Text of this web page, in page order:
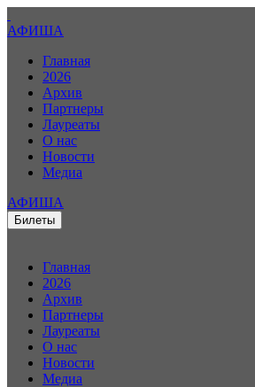
АФИША
Главная
2026
Архив
Партнеры
Лауреаты
О нас
Новости
Медиа
АФИША
Билеты
Главная
2026
Архив
Партнеры
Лауреаты
О нас
Новости
Медиа